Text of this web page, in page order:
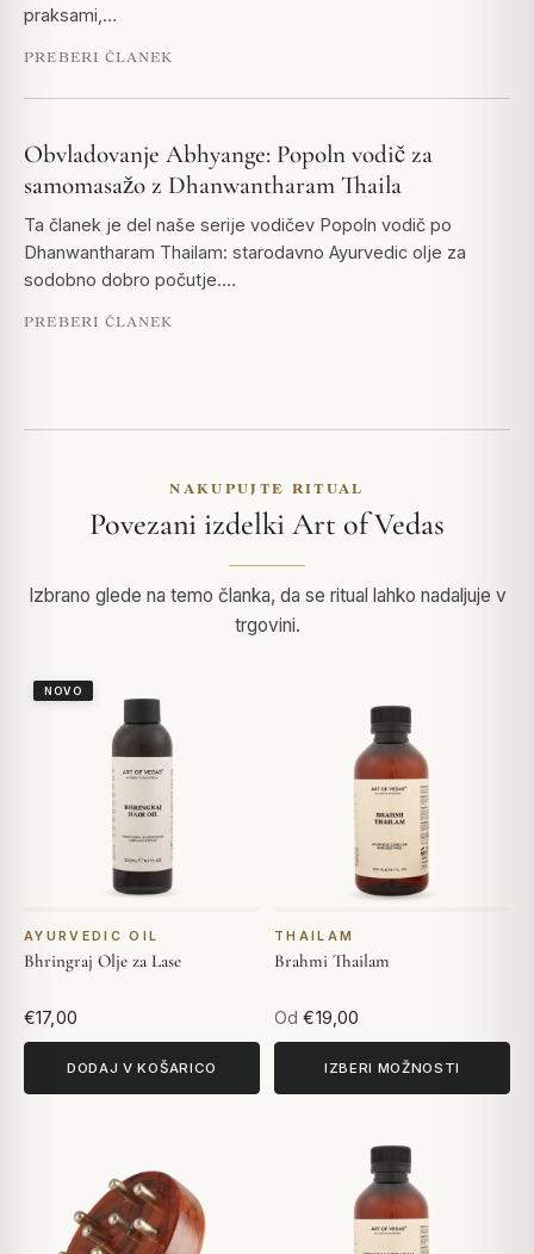
praksami,…
PREBERI ČLANEK
Obvladovanje Abhyange: Popoln vodič za
samomasažo z Dhanwantharam Thaila
Ta članek je del naše serije vodičev Popoln vodič po
Dhanwantharam Thailam: starodavno Ayurvedic olje za
sodobno dobro počutje.…
PREBERI ČLANEK
NAKUPUJTE RITUAL
Povezani izdelki Art of Vedas
Izbrano glede na temo članka, da se ritual lahko nadaljuje v
trgovini.
NOVO
AYURVEDIC OIL
Bhringraj Olje za Lase
€17,00
DODAJ V KOŠARICO
THAILAM
Brahmi Thailam
Od €19,00
IZBERI MOŽNOSTI